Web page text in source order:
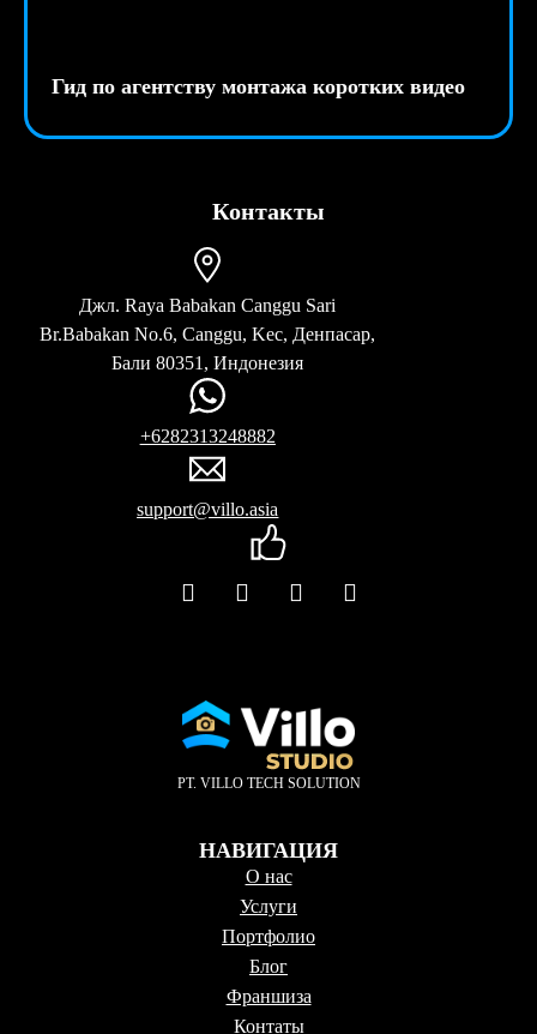
Гид по агентству монтажа коротких видео
Контакты
Джл. Raya Babakan Canggu Sari
Br.Babakan No.6, Canggu, Kec, Денпасар,
Бали 80351, Индонезия
+6282313248882
support@villo.asia
PT. VILLO TECH SOLUTION
НАВИГАЦИЯ
О нас
Услуги
Портфолио
Блог
Франшиза
Контаты